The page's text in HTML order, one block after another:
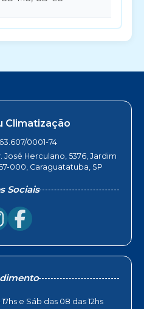
Climatização
0001-74
José Herculano, 5376, Jardim
000, Caraguatatuba, SP
Sociais
e Sáb das 08 das 12hs